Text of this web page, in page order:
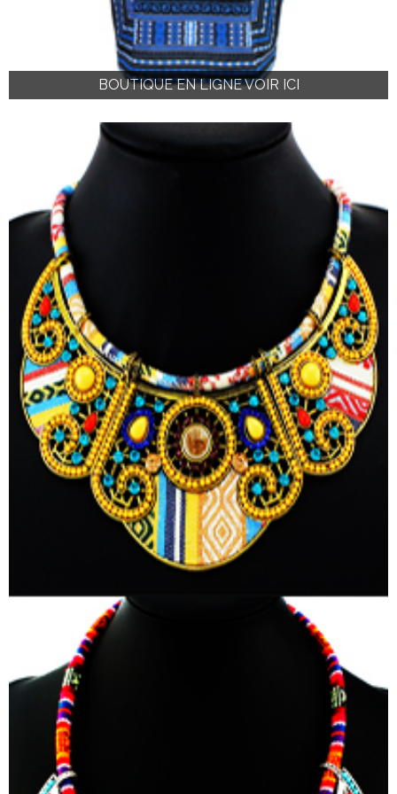
BOUTIQUE EN LIGNE VOIR ICI